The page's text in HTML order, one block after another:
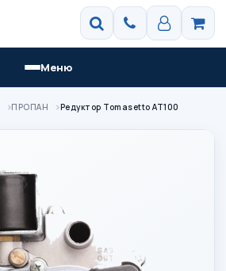
Меню
ПРОПАН Редуктор Tomasetto AT100